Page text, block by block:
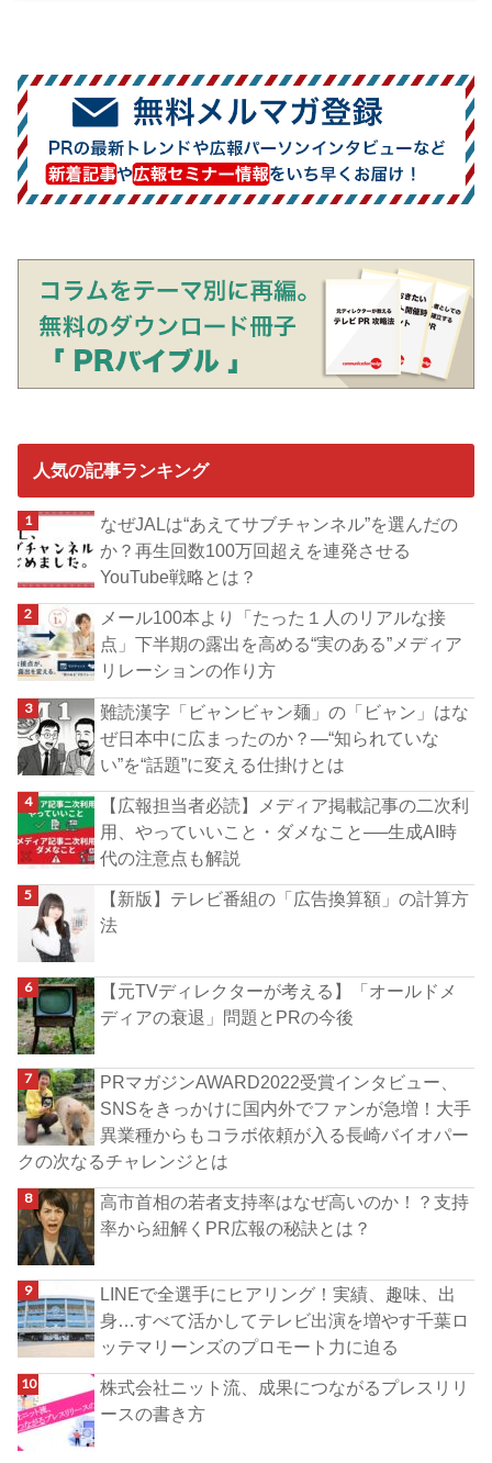
人気の記事ランキング
なぜJALは“あえてサブチャンネル”を選んだの
か？再生回数100万回超えを連発させる
YouTube戦略とは？
メール100本より「たった１人のリアルな接
点」下半期の露出を高める“実のある”メディア
リレーションの作り方
難読漢字「ビャンビャン麺」の「ビャン」はな
ぜ日本中に広まったのか？―“知られていな
い”を“話題”に変える仕掛けとは
【広報担当者必読】メディア掲載記事の二次利
用、やっていいこと・ダメなこと──生成AI時
代の注意点も解説
【新版】テレビ番組の「広告換算額」の計算方
法
【元TVディレクターが考える】「オールドメ
ディアの衰退」問題とPRの今後
PRマガジンAWARD2022受賞インタビュー、
SNSをきっかけに国内外でファンが急増！大手
異業種からもコラボ依頼が入る長崎バイオパー
クの次なるチャレンジとは
高市首相の若者支持率はなぜ高いのか！？支持
率から紐解くPR広報の秘訣とは？
LINEで全選手にヒアリング！実績、趣味、出
身…すべて活かしてテレビ出演を増やす千葉ロ
ッテマリーンズのプロモート力に迫る
株式会社ニット流、成果につながるプレスリリ
ースの書き方